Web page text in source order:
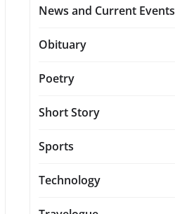
News and Current Events
Obituary
Poetry
Short Story
Sports
Technology